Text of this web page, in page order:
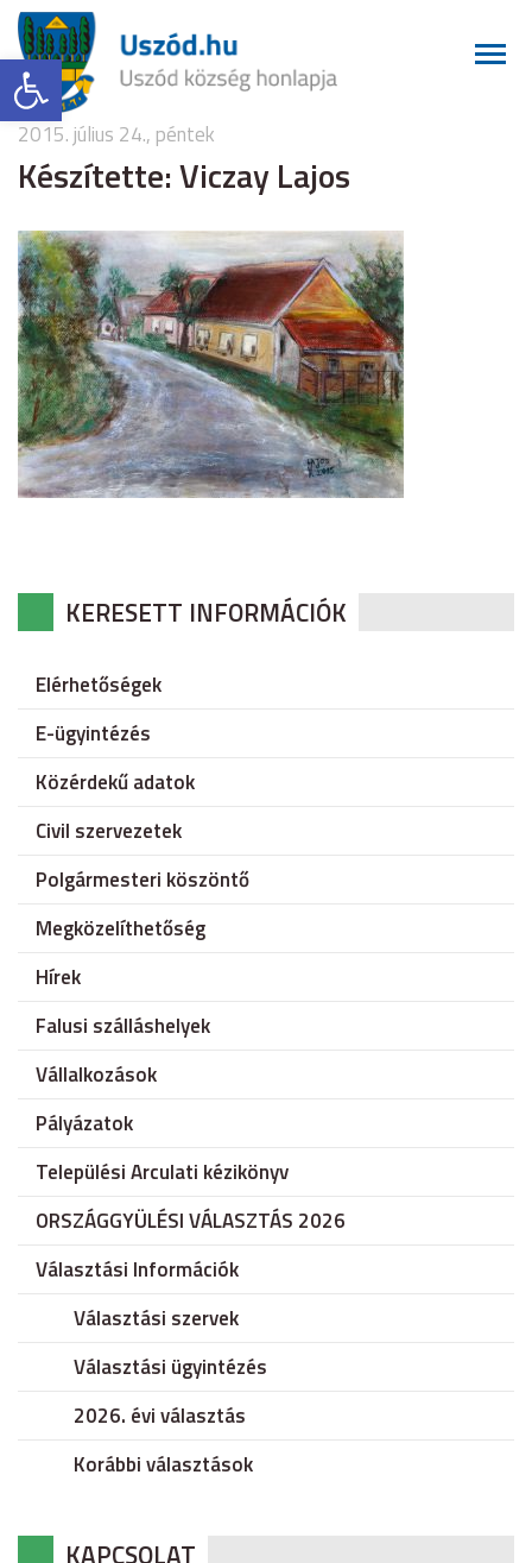
Eszköztár megnyitása
2015. július 24., péntek
Készítette: Viczay Lajos
KERESETT INFORMÁCIÓK
Elérhetőségek
E-ügyintézés
Közérdekű adatok
Civil szervezetek
Polgármesteri köszöntő
Megközelíthetőség
Hírek
Falusi szálláshelyek
Vállalkozások
Pályázatok
Települési Arculati kézikönyv
ORSZÁGGYÜLÉSI VÁLASZTÁS 2026
Választási Információk
Választási szervek
Választási ügyintézés
2026. évi választás
Korábbi választások
KAPCSOLAT